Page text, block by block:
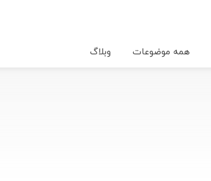
همه موضوعات وبلاگ